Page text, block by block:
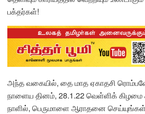
பக்தர்கள்!
அந்த வகையில், தை மாத ஏகாதசி ரொம்பவே
நாளைய தினம், 28.1.22 வெள்ளிக் கிழமை
நாளில், பெருமாளை ஆராதனை